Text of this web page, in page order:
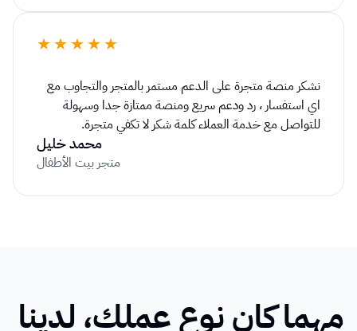
★★★★★
للتواصل مع خدمة العملاء كلمة شكر لا تكفي متجرة.
محمد خليل
متجر بيت الأطفال